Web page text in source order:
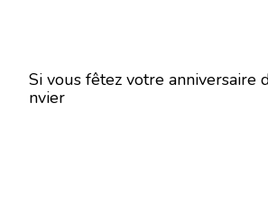
Si vous fêtez votre anniversaire
nvier